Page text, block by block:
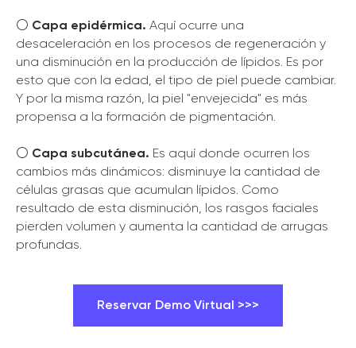
⚪️ Capa epidérmica. Aquí ocurre una
desaceleración en los procesos de regeneración y
una disminución en la producción de lípidos. Es por
esto que con la edad, el tipo de piel puede cambiar.
Y por la misma razón, la piel "envejecida" es más
propensa a la formación de pigmentación.
⚪️ Capa subcutánea. Es aquí donde ocurren los
cambios más dinámicos: disminuye la cantidad de
células grasas que acumulan lípidos. Como
resultado de esta disminución, los rasgos faciales
pierden volumen y aumenta la cantidad de arrugas
profundas.
Reservar Demo Virtual >>>